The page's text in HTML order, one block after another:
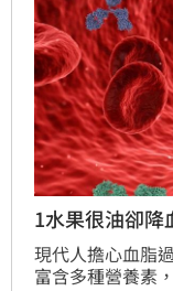
1水果很油卻
現代人擔心血脂
富含多種營養素